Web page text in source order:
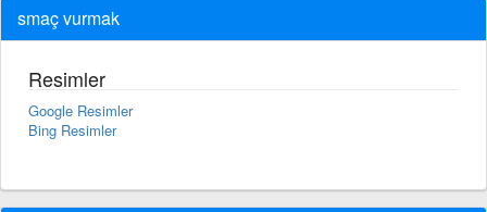
smaç vurmak
Resimler
Google Resimler
Bing Resimler